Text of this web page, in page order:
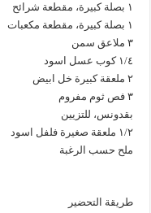
١ بصلة كبيرة، مقطعة شرائح
١ بصلة كبيرة، مقطعة مكعبات
٣ ملاعق سمن
١/٤ كوب عسل اسود
٢ ملعقة كبيرة خل ابيض
٣ فص ثوم مفروم
بقدونس، للتزيين
١/٢ ملعقة صغيرة فلفل اسود
ملح حسب الرغبة
طريقة التحضير